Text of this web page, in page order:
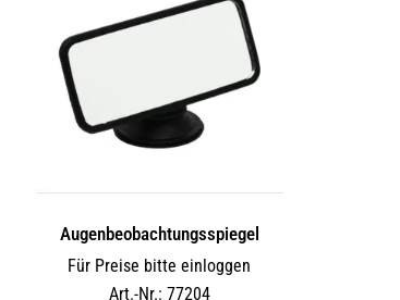
Augen­beobach­tungs­spiegel
Für Preise bitte einloggen
Art.-Nr.: 77204